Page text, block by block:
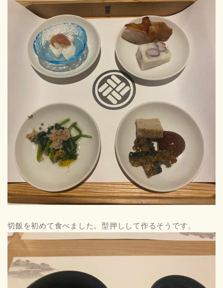
切飯を初めて食べました。型押しして作るそうです。